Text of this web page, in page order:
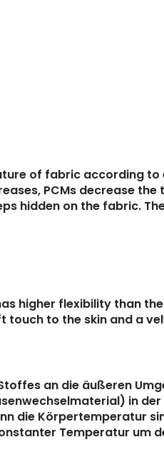
of fabric according
PCMs decrease
hidden on the fabric.
higher flexibility than
touch to the skin and a
an die äußeren
in
die Körpertemperatur
Temperatur um